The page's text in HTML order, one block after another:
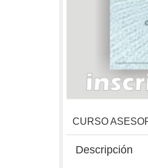
CURSO
Descripción